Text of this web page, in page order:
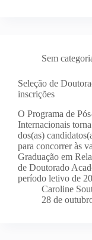
Sem
Seleção de
inscrições
O Programa de
Internacionais
dos(as)
para concorrer às
Graduação em
de Doutorado
período letivo de
Caroline
28 de